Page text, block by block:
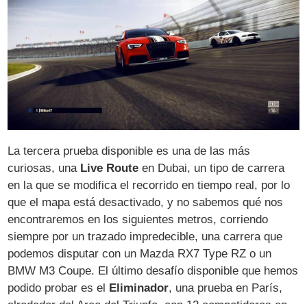
La tercera prueba disponible es una de las más
curiosas, una Live Route en Dubai, un tipo de carrera
en la que se modifica el recorrido en tiempo real, por lo
que el mapa está desactivado, y no sabemos qué nos
encontraremos en los siguientes metros, corriendo
siempre por un trazado impredecible, una carrera que
podemos disputar con un Mazda RX7 Type RZ o un
BMW M3 Coupe. El último desafío disponible que hemos
podido probar es el Eliminador, una prueba en París,